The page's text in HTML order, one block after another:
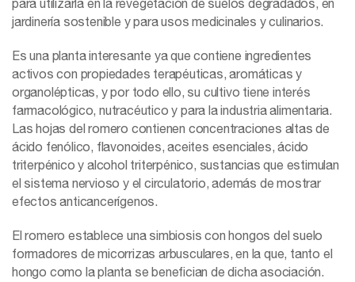
para utilizarla en la revegetación de suelos degradados, en
jardinería sostenible y para usos medicinales y culinarios.
Es una planta interesante ya que contiene ingredientes
activos con propiedades terapéuticas, aromáticas y
organolépticas, y por todo ello, su cultivo tiene interés
farmacológico, nutracéutico y para la industria alimentaria.
Las hojas del romero contienen concentraciones altas de
ácido fenólico, flavonoides, aceites esenciales, ácido
triterpénico y alcohol triterpénico, sustancias que estimulan
el sistema nervioso y el circulatorio, además de mostrar
efectos anticancerígenos.
El romero establece una simbiosis con hongos del suelo
formadores de micorrizas arbusculares, en la que, tanto el
hongo como la planta se benefician de dicha asociación.